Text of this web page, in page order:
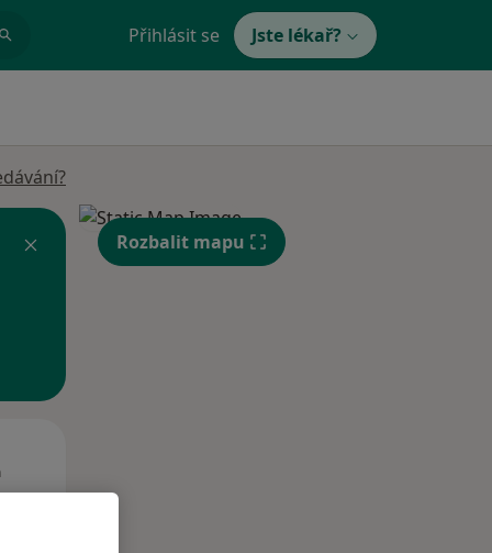
Přihlásit se Jste lékař?
Rozbalit mapu